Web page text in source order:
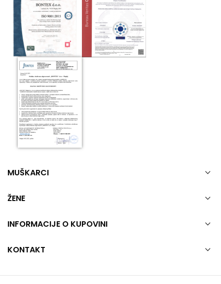
MUŠKARCI
ŽENE
INFORMACIJE O KUPOVINI
KONTAKT